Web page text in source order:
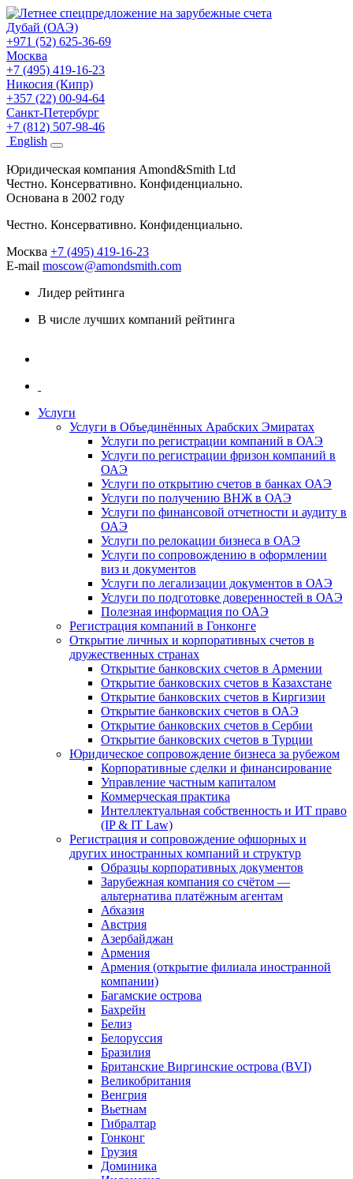
Дубай (ОАЭ)
+971 (52) 625-36-69
Москва
+7 (495) 419-16-23
Никосия (Кипр)
+357 (22) 00-94-64
Санкт-Петербург
+7 (812) 507-98-46
English
Юридическая компания Amond&Smith Ltd
Честно. Консервативно. Конфиденциально.
Основана в 2002 году
Честно. Консервативно. Конфиденциально.
Москва +7 (495) 419-16-23
E-mail moscow@amondsmith.com
Лидер рейтинга
В числе лучших компаний рейтинга
Услуги
Услуги в Объединённых Арабских Эмиратах
Услуги по регистрации компаний в ОАЭ
Услуги по регистрации фризон компаний в
ОАЭ
Услуги по открытию счетов в банках ОАЭ
Услуги по получению ВНЖ в ОАЭ
Услуги по финансовой отчетности и аудиту в
ОАЭ
Услуги по релокации бизнеса в ОАЭ
Услуги по сопровождению в оформлении
виз и документов
Услуги по легализации документов в ОАЭ
Услуги по подготовке доверенностей в ОАЭ
Полезная информация по ОАЭ
Регистрация компаний в Гонконге
Открытие личных и корпоративных счетов в
дружественных странах
Открытие банковских счетов в Армении
Открытие банковских счетов в Казахстане
Открытие банковских счетов в Киргизии
Открытие банковских счетов в ОАЭ
Открытие банковских счетов в Сербии
Открытие банковских счетов в Турции
Юридическое сопровождение бизнеса за рубежом
Корпоративные сделки и финансирование
Управление частным капиталом
Коммерческая практика
Интеллектуальная собственность и ИТ право
(IP & IT Law)
Регистрация и сопровождение офшорных и
других иностранных компаний и структур
Образцы корпоративных документов
Зарубежная компания со счётом —
альтернатива платёжным агентам
Абхазия
Австрия
Азербайджан
Армения
Армения (открытие филиала иностранной
компании)
Багамские острова
Бахрейн
Белиз
Белоруссия
Бразилия
Британские Виргинские острова (BVI)
Великобритания
Венгрия
Вьетнам
Гибралтар
Гонконг
Грузия
Доминика